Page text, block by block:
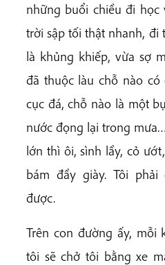
những buổi chiều đi học
trời sập tối thật nhanh, đi
là khủng khiếp, vừa sợ
đã thuộc làu chỗ nào
cục đá, chỗ nào là một
nước đọng lại trong
lớn thì ôi, sình lầy, cỏ
bám đầy giày. Tôi
được.
Trên con đường ấy, mỗi
tôi sẽ chở tôi bằng xe